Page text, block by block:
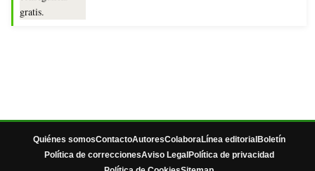
Quiénes somosContactoAutoresColaboraLínea editorial Boletín
Política de correccionesAviso Legal Política de privacidad